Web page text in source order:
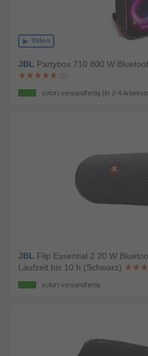
Video
JBL Partybox 710 800 W
(2)
sofort versandfertig (in 2-4
JBL Flip Essential 2 20 W
Laufzeit bis 10 h (Schwarz)
sofort versandfertig